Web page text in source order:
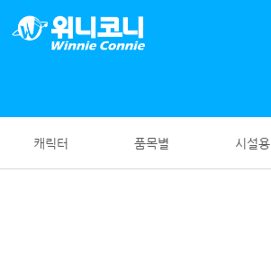
캐릭터 품목별 시설용